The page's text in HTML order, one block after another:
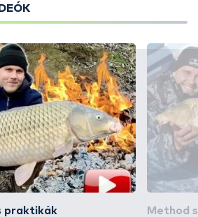
praktikák Method